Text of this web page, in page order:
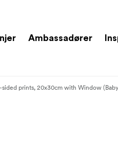
Ambassadører
prints, 20x30cm with Window